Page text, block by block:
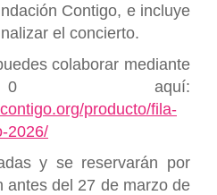
Contigo, e incluye
el concierto.
colaborar mediante
aquí:
producto/fila-
2026/
y se reservarán por
antes del 27 de marzo de